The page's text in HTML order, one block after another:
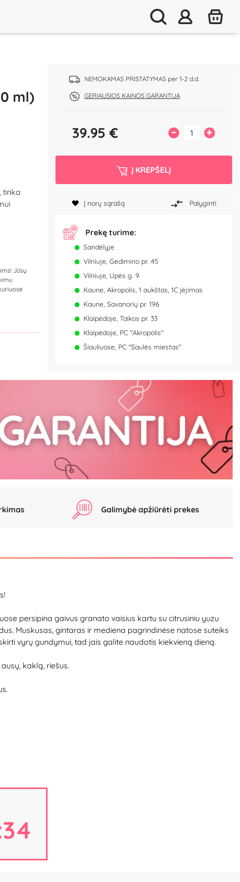
ml)
NEMOKAMAS PRISTATYMAS per 1-2 d.d.
GERIAUSIOS KAINOS GARANTIJA
tinka
Jūsų
39.95 € – +
Į KREPŠELĮ
Į norų sąrašą Palyginti
Prekę turime:
Sandėlyje
Vilniuje, Gedimino pr. 45
Vilniuje, Upės g. 9
Kaune, Akropolis, 1 aukštas, 1C įėjimas
Kaune, Savanorių pr. 196
Klaipėdoje, Taikos pr. 33
Klaipėdoje, PC "Akropolis"
Šiauliuose, PC "Saulės miestas"
Galimybė apžiūrėti prekes
persipina gaivus granato vaisius kartu su citrusiniu yuzu
Muskusas, gintaras ir mediena pagrindinėse natose suteiks
vyrų gundymui, tad jais galite naudotis kiekvieną dieną.
kaklą, riešus.